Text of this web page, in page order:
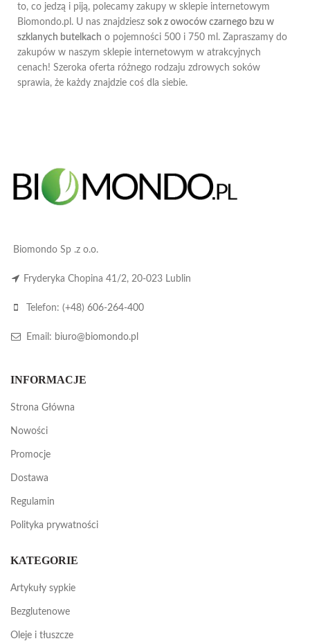
to, co jedzą i piją, polecamy zakupy w sklepie internetowym
Biomondo.pl. U nas znajdziesz sok z owoców czarnego bzu w
szklanych butelkach o pojemności 500 i 750 ml. Zapraszamy do
zakupów w naszym sklepie internetowym w atrakcyjnych
cenach! Szeroka oferta różnego rodzaju zdrowych soków
sprawia, że każdy znajdzie coś dla siebie.
Biomondo Sp .z o.o.
Fryderyka Chopina 41/2, 20-023 Lublin
Telefon: (+48) 606-264-400
Email: biuro@biomondo.pl
INFORMACJE
Strona Główna
Nowości
Promocje
Dostawa
Regulamin
Polityka prywatności
KATEGORIE
Artykuły sypkie
Bezglutenowe
Oleje i tłuszcze